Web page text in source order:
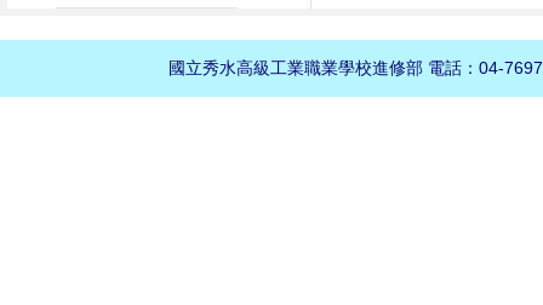
國立秀水高級工業職業學校進修部 電話：04-